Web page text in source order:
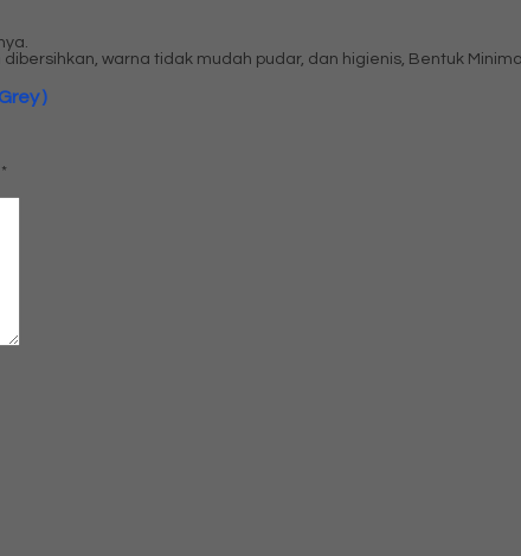
warna tidak mudah pudar, dan higienis, Bentuk
)
*